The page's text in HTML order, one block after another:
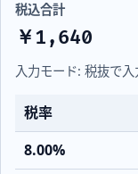
税込合計
￥1,640
入力モード: 税抜で
税率
8.00%